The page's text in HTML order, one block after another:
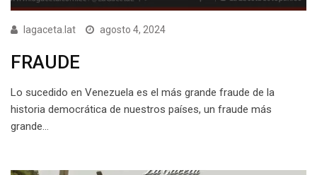
lagaceta.lat agosto 4, 2024
FRAUDE
Lo sucedido en Venezuela es el más grande fraude de la
historia democrática de nuestros países, un fraude más
grande…